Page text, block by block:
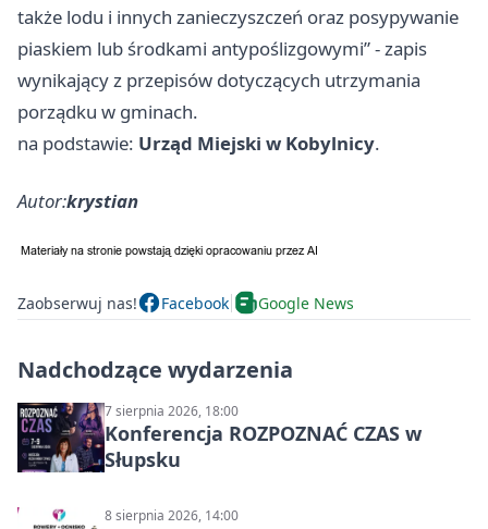
także lodu i innych zanieczyszczeń oraz posypywanie
piaskiem lub środkami antypoślizgowymi” - zapis
wynikający z przepisów dotyczących utrzymania
porządku w gminach.
na podstawie: Urząd Miejski w Kobylnicy.
Autor:krystian
Zaobserwuj nas! Facebook Google News
Nadchodzące wydarzenia
7 sierpnia 2026, 18:00
Konferencja ROZPOZNAĆ CZAS w
Słupsku
8 sierpnia 2026, 14:00